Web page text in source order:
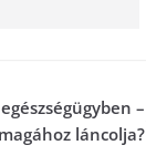
–
láncolja?